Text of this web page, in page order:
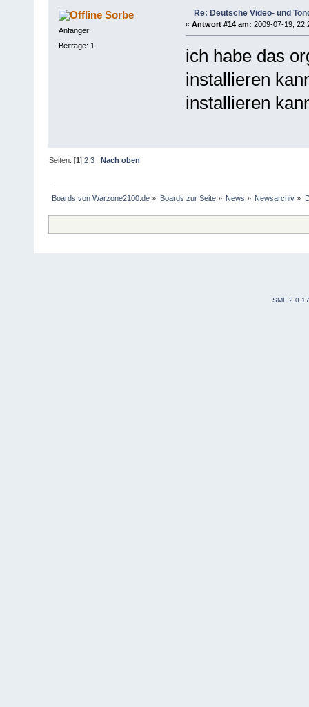
Sorbe
Anfänger
Beiträge: 1
Re: Deutsche Video- und
« Antwort #14 am: 2009-07-19,
ich habe das
installieren
installieren
Seiten: [1]2 3 Nach oben
Boards von Warzone2100.de » Boards zur Seite» News » Newsarchiv »
SMF 2.0.17